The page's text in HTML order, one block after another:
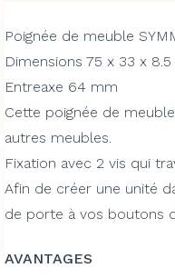
Poignée de meuble
Dimensions 75 x 33 x 8.5
Entreaxe 64 mm
Cette poignée de
autres meubles.
Fixation avec 2 vis qui
Afin de créer une unité
de porte à vos boutons
AVANTAGES